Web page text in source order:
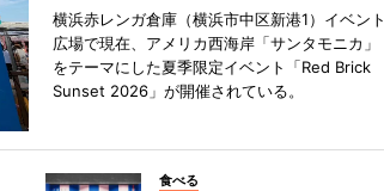
横浜赤レンガ倉庫（横浜市中区新港1）イベント
広場で現在、アメリカ西海岸「サンタモニカ」
をテーマにした夏季限定イベント「Red Brick
Sunset 2026」が開催されている。
食べる